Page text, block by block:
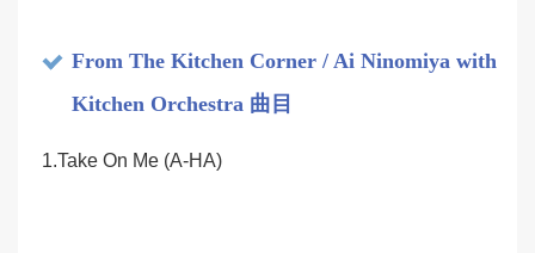
From The Kitchen Corner / Ai Ninomiya with
Kitchen Orchestra 曲目
1.Take On Me (A-HA)